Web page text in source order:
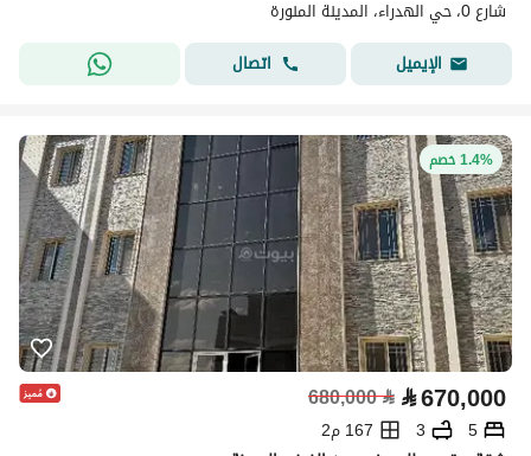
شارع 0، حي الهدراء، المدينة المنورة
الإيميل
اتصال
1.4% خصم
⃁670,000
⃁
680,000
5
3
167 م2